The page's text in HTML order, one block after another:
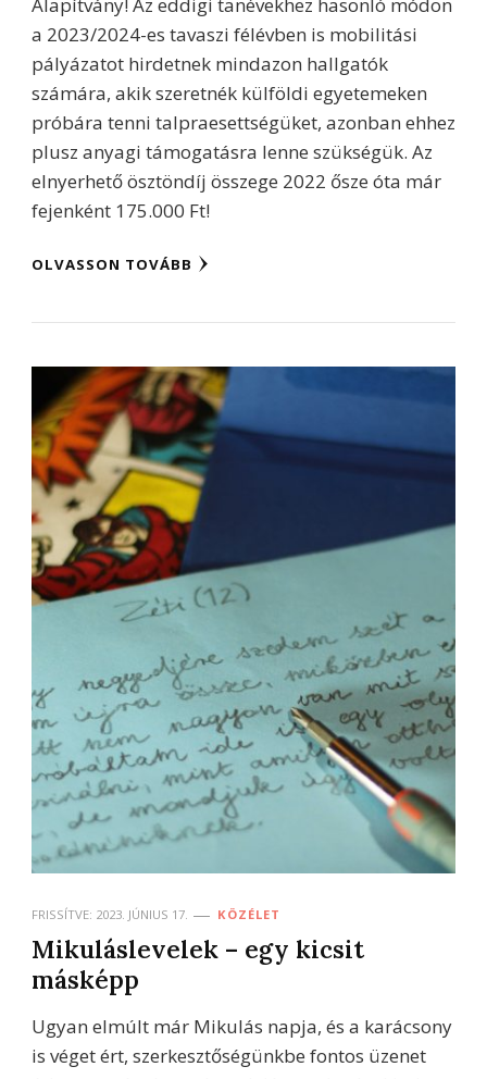
Alapítvány! Az eddigi tanévekhez hasonló módon
a 2023/2024-es tavaszi félévben is mobilitási
pályázatot hirdetnek mindazon hallgatók
számára, akik szeretnék külföldi egyetemeken
próbára tenni talpraesettségüket, azonban ehhez
plusz anyagi támogatásra lenne szükségük. Az
elnyerhető ösztöndíj összege 2022 ősze óta már
fejenként 175.000 Ft!
OLVASSON TOVÁBB
FRISSÍTVE: 2023. JÚNIUS 17. KÖZÉLET
Mikuláslevelek – egy kicsit
másképp
Ugyan elmúlt már Mikulás napja, és a karácsony
is véget ért, szerkesztőségünkbe fontos üzenet